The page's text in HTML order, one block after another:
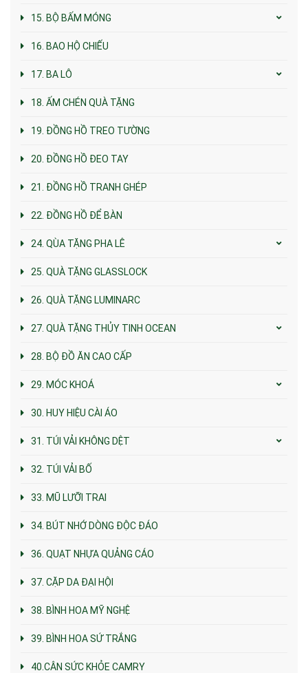
15. BỘ BẤM MÓNG
16. BAO HỘ CHIẾU
17. BA LÔ
18. ẤM CHÉN QUÀ TẶNG
19. ĐỒNG HỒ TREO TƯỜNG
20. ĐỒNG HỒ ĐEO TAY
21. ĐỒNG HỒ TRANH GHÉP
22. ĐỒNG HỒ ĐỂ BÀN
24. QÙA TẶNG PHA LÊ
25. QUÀ TẶNG GLASSLOCK
26. QUÀ TẶNG LUMINARC
27. QUÀ TẶNG THỦY TINH OCEAN
28. BỘ ĐỒ ĂN CAO CẤP
29. MÓC KHOÁ
30. HUY HIỆU CÀI ÁO
31. TÚI VẢI KHÔNG DỆT
32. TÚI VẢI BỐ
33. MŨ LƯỠI TRAI
34. BÚT NHỚ DÒNG ĐỘC ĐÁO
36. QUẠT NHỰA QUẢNG CÁO
37. CẶP DA ĐẠI HỘI
38. BÌNH HOA MỸ NGHỆ
39. BÌNH HOA SỨ TRẮNG
40.CÂN SỨC KHỎE CAMRY